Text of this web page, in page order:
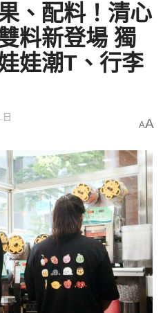
、配料！清心
料新登場 獨
娃潮T、行李
AA